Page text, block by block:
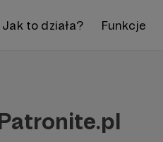
Jak to działa? Funkcje